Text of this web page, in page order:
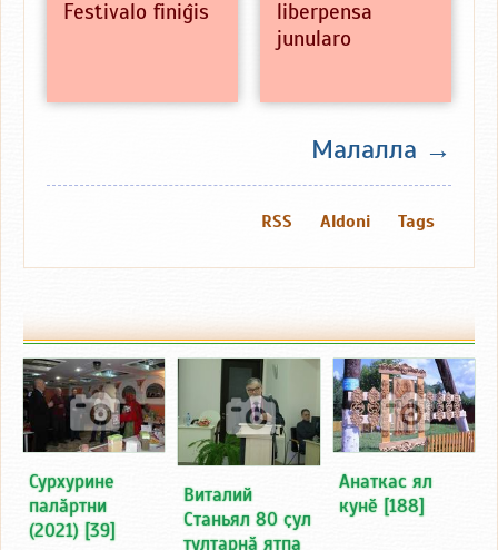
Festivalo finiĝis
liberpensa
junularo
Малалла →
Tags
Aldoni
RSS
Сурхурине
палӑртни
(2021) [39]
Виталий
Станьял 80 ҫул
тултарнӑ ятпа
Анаткас ял
кунӗ [188]